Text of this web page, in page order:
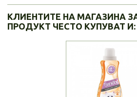
КЛИЕНТИТЕ НА МАГАЗИНА
ПРОДУКТ ЧЕСТО КУПУВАТ И: